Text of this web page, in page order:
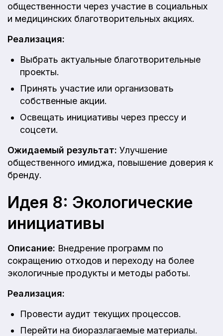
общественности через участие в социальных
и медицинских благотворительных акциях.
Реализация:
Выбрать актуальные благотворительные
проекты.
Принять участие или организовать
собственные акции.
Освещать инициативы через прессу и
соцсети.
Ожидаемый результат: Улучшение
общественного имиджа, повышение доверия к
бренду.
Идея 8: Экологические
инициативы
Описание: Внедрение программ по
сокращению отходов и переходу на более
экологичные продукты и методы работы.
Реализация:
Провести аудит текущих процессов.
Перейти на биоразлагаемые материалы.